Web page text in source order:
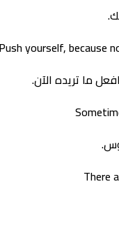
Push yourself, because
ما تريده الآن.
There